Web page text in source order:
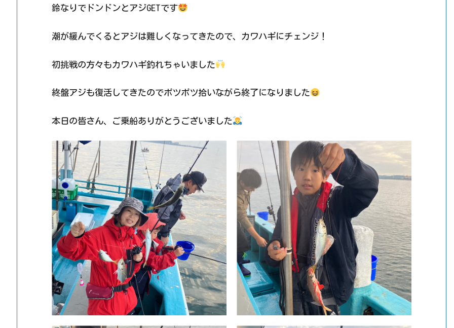
鈴なりでドンドンとアジGETです
潮が緩んでくるとアジは難しくなってきたので、カワハギにチェンジ！
初挑戦の方々もカワハギ釣れちゃいました
終盤アジも復活してきたのでポツポツ拾いながら終了になりました
本日の皆さん、ご乗船ありがとうございました